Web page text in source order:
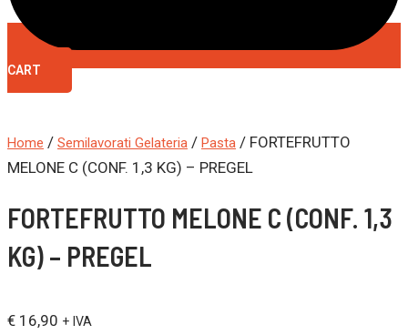
CART
Home / Semilavorati Gelateria / Pasta / FORTEFRUTTO
MELONE C (CONF. 1,3 KG) – PREGEL
FORTEFRUTTO MELONE C (CONF. 1,3
KG) – PREGEL
€ 16,90 + IVA